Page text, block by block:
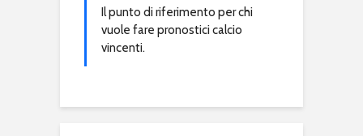
Il punto di riferimento per chi
vuole fare pronostici calcio
vincenti.